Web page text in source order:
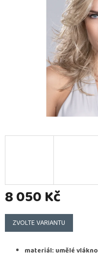
8 050 Kč
Měrná
cena:
ZVOLTE VARIANTU
materiál: umělé vlákno